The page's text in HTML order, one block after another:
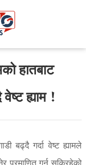
हातबाट
ह्याम !
बढ्दै गर्दा वेष्ट ह्यामले